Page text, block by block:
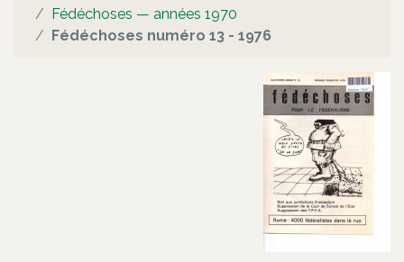
Fédéchoses — années 1970
Fédéchoses numéro 13 - 1976